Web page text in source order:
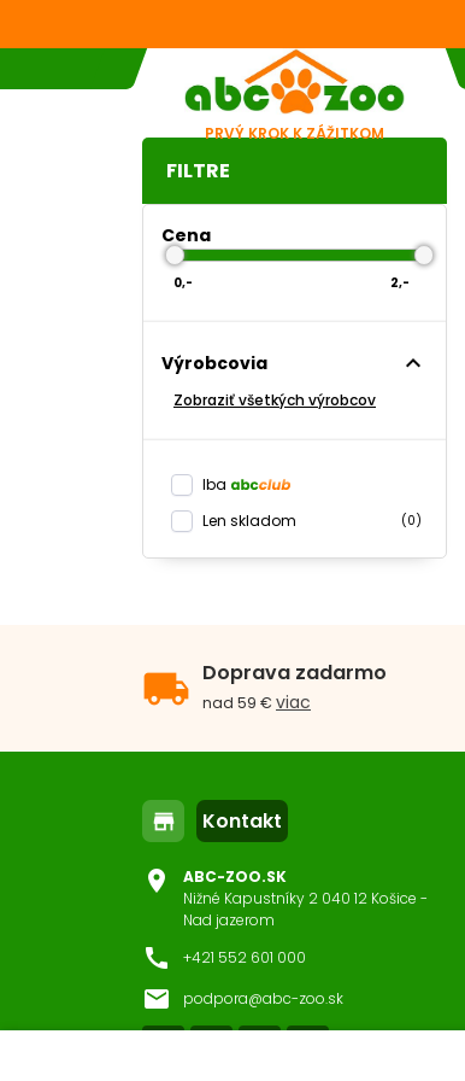
PRVÝ KROK K ZÁŽITKOM
FILTRE
Cena
0,- 2,-
Výrobcovia expand_less
Zobraziť všetkých výrobcov
Iba
Len skladom
(0)
local_shipping Doprava zadarmo
nad 59 € viac
store Kontakt
location_on
ABC-ZOO.SK
Nižné Kapustníky 2 040 12 Košice -
Nad jazerom
call +421 552 601 000
email podpora@abc-zoo.sk